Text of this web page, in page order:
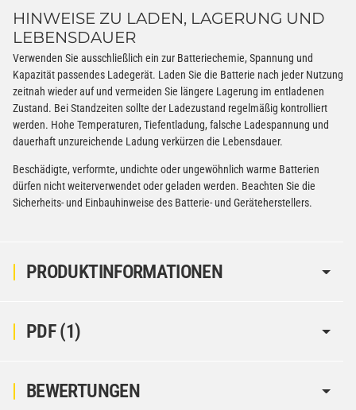
PRODUKTINFORMATIONEN
HINWEISE ZU LADEN, LAGERUNG UND
LEBENSDAUER
Verwenden Sie ausschließlich ein zur Batteriechemie, Spannung und
Kapazität passendes Ladegerät. Laden Sie die Batterie nach jeder Nutzung
zeitnah wieder auf und vermeiden Sie längere Lagerung im entladenen
Zustand. Bei Standzeiten sollte der Ladezustand regelmäßig kontrolliert
werden. Hohe Temperaturen, Tiefentladung, falsche Ladespannung und
dauerhaft unzureichende Ladung verkürzen die Lebensdauer.
Beschädigte, verformte, undichte oder ungewöhnlich warme Batterien
dürfen nicht weiterverwendet oder geladen werden. Beachten Sie die
Sicherheits- und Einbauhinweise des Batterie- und Geräteherstellers.
PDF (1)
BEWERTUNGEN